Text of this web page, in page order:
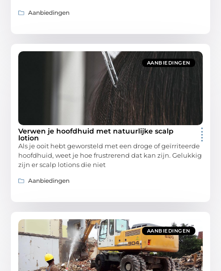
Aanbiedingen
AANBIEDINGEN
Verwen je hoofdhuid met natuurlijke scalp
lotion
Als je ooit hebt geworsteld met een droge of geïrriteerde
hoofdhuid, weet je hoe frustrerend dat kan zijn. Gelukkig
zijn er scalp lotions die niet
Aanbiedingen
AANBIEDINGEN